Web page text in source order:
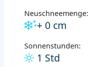
Neuschneemenge:
+ 0 cm
Sonnenstunden:
1 Std